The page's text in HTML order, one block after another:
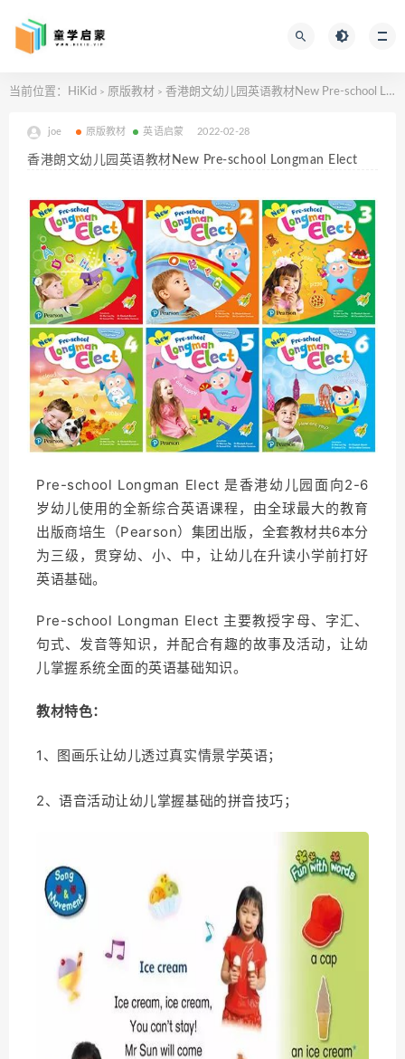
当前位置： HiKid > 原版教材 > 香港朗文幼儿园英语教材New Pre-school Longman Elect
joe 原版教材 英语启蒙 2022-02-28
香港朗文幼儿园英语教材New Pre-school Longman Elect
Pre-school Longman Elect 是香港幼儿园面向2-6
岁幼儿使用的全新综合英语课程， 由全球最大的教育
出版商培生（Pearson）集团出版，全套教材共6本分
为三级，贯穿幼、小、中，让幼儿在升读小学前打好
英语基础。
Pre-school Longman Elect 主要教授字母、字汇、
句式、发音等知识，并配合有趣的故事及活动，让幼
儿掌握系统全面的英语基础知识。
教材特色：
1、图画乐让幼儿透过真实情景学英语；
2、语音活动让幼儿掌握基础的拼音技巧；